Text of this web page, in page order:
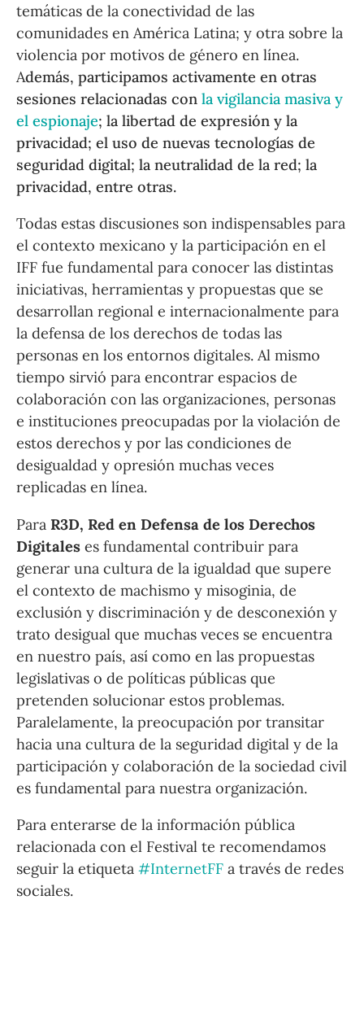
temáticas de la conectividad de las
comunidades en América Latina; y otra sobre la
violencia por motivos de género en línea.
Además, participamos activamente en otras
sesiones relacionadas conla vigilancia masiva y
el espionaje; la libertad de expresión y la
privacidad; el uso de nuevas tecnologías de
seguridad digital; la neutralidad de la red; la
privacidad, entre otras.
Todas estas discusiones son indispensables para
el contexto mexicano y la participación en el
IFF fue fundamental para conocer las distintas
iniciativas, herramientas y propuestas que se
desarrollan regional e internacionalmente para
la defensa de los derechos de todas las
personas en los entornos digitales. Al mismo
tiempo sirvió para encontrar espacios de
colaboración con las organizaciones, personas
e instituciones preocupadas por la violación de
estos derechos y por las condiciones de
desigualdad y opresión muchas veces
replicadas en línea.
Para R3D, Red en Defensa de los Derechos
Digitales es fundamental contribuir para
generar una cultura de la igualdad que supere
el contexto de machismo y misoginia, de
exclusión y discriminación y de desconexión y
trato desigual que muchas veces se encuentra
en nuestro país, así como en las propuestas
legislativas o de políticas públicas que
pretenden solucionar estos problemas.
Paralelamente, la preocupación por transitar
hacia una cultura de la seguridad digital y de la
participación y colaboración de la sociedad civil
es fundamental para nuestra organización.
Para enterarse de la información pública
relacionada con el Festival te recomendamos
seguir la etiqueta#InternetFF a través de redes
sociales.